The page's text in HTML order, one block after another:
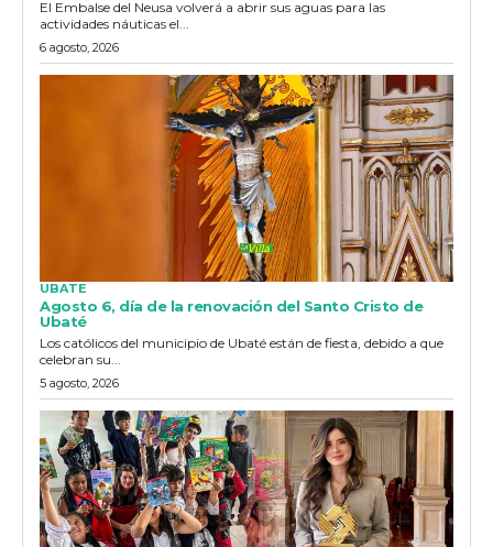
El Embalse del Neusa volverá a abrir sus aguas para las
actividades náuticas el...
6 agosto, 2026
UBATE
Agosto 6, día de la renovación del Santo Cristo de
Ubaté
Los católicos del municipio de Ubaté están de fiesta, debido a que
celebran su...
5 agosto, 2026